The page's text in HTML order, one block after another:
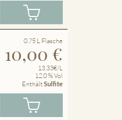
0.75 L Flasche
10,00 €
13.33€/L
12.0 % Vol
EnthältSulfite